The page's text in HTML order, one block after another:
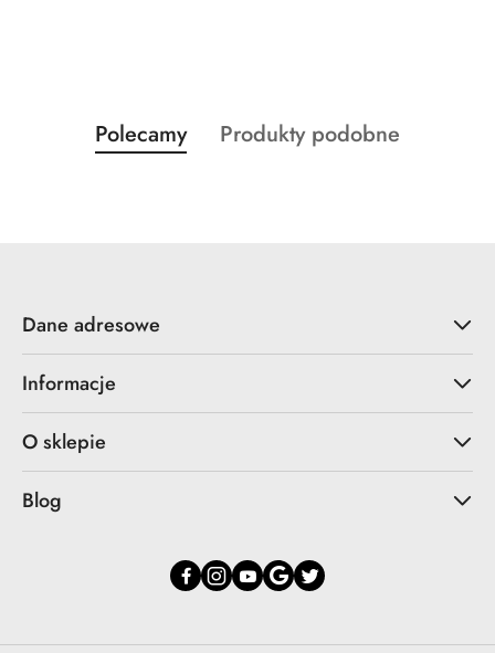
Pomiń karuzelę produktów
Produkty
o
Polecamy
Produkty
Produkty podobne
Dane adresowe
Informacje
O sklepie
Blog